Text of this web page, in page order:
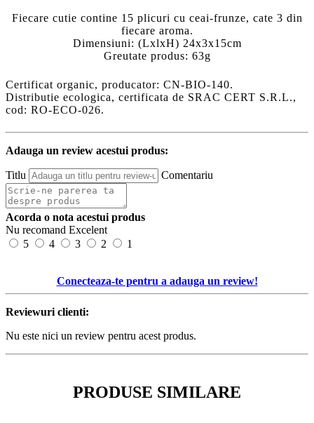
Fiecare cutie contine 15 plicuri cu ceai-frunze, cate 3 din
fiecare aroma.
Dimensiuni: (LxlxH) 24x3x15cm
Greutate produs: 63g
Certificat organic, producator: CN-BIO-140.
Distributie ecologica, certificata de SRAC CERT S.R.L.,
cod: RO-ECO-026.
Adauga un review acestui produs:
Titlu Comentariu
Acorda o nota acestui produs
Nu recomand Excelent
5
4 3 2 1
Conecteaza-te pentru a adauga un review!
Reviewuri clienti:
Nu este nici un review pentru acest produs.
PRODUSE SIMILARE